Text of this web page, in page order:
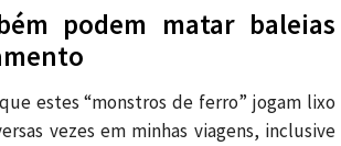
podem matar baleias
estes “monstros de ferro” jogam lixo
vezes em minhas viagens, inclusive